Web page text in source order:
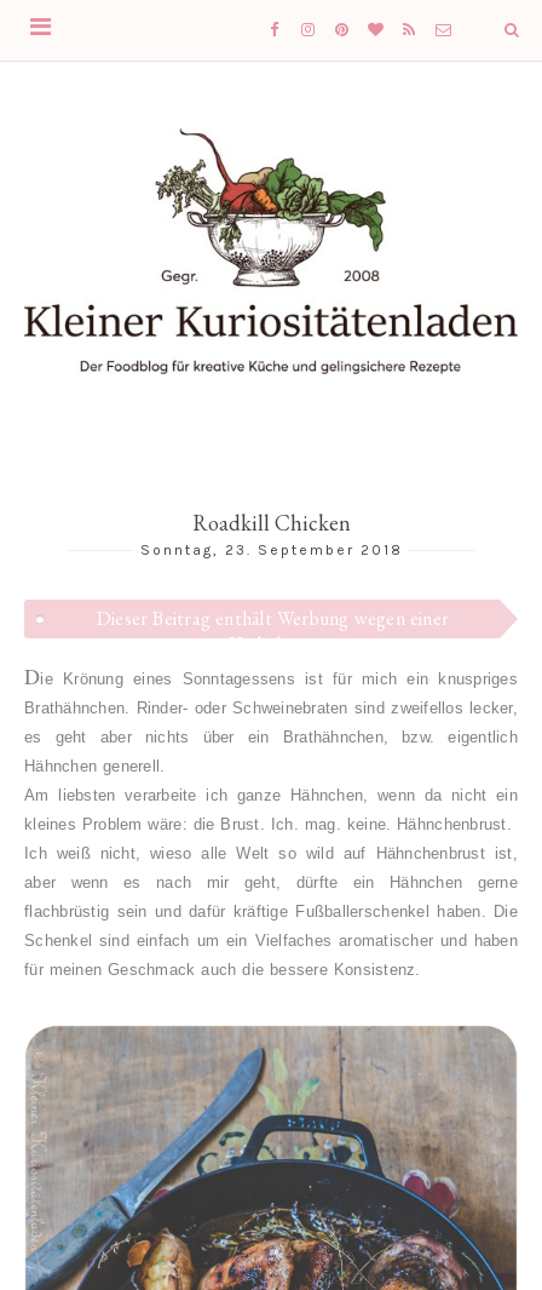
Roadkill Chicken
Sonntag, 23. September 2018
Dieser Beitrag enthält Werbung wegen einer
Verlinkung
Die Krönung eines Sonntagessens ist für mich ein knuspriges
Brathähnchen. Rinder- oder Schweinebraten sind zweifellos lecker,
es geht aber nichts über ein Brathähnchen, bzw. eigentlich
Hähnchen generell.
Am liebsten verarbeite ich ganze Hähnchen, wenn da nicht ein
kleines Problem wäre: die Brust. Ich. mag. keine. Hähnchenbrust.
Ich weiß nicht, wieso alle Welt so wild auf Hähnchenbrust ist,
aber wenn es nach mir geht, dürfte ein Hähnchen gerne
flachbrüstig sein und dafür kräftige Fußballerschenkel haben. Die
Schenkel sind einfach um ein Vielfaches aromatischer und haben
für meinen Geschmack auch die bessere Konsistenz.